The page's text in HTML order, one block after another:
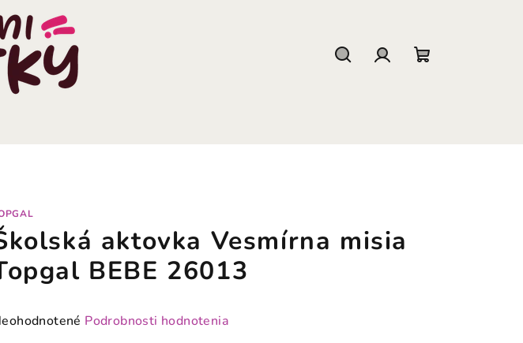
aktovka Vesmírna misia
BEBE 26013
Podrobnosti hodnotenia